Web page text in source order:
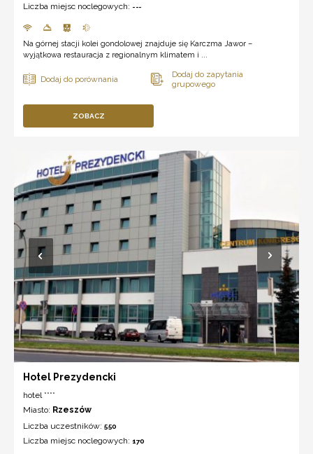
Liczba miejsc noclegowych: ---
Na górnej stacji kolei gondolowej znajduje się Karczma Jawor –
wyjątkowa restauracja z regionalnym klimatem i ...
ZOBACZ
Hotel Prezydencki
hotel ****
Miasto: Rzeszów
Liczba uczestników: 550
Liczba miejsc noclegowych: 170